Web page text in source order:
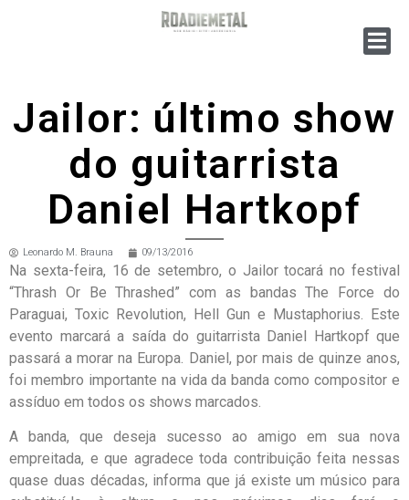
Jailor: último show
do guitarrista
Daniel Hartkopf
Leonardo M. Brauna 09/13/2016
Na sexta-feira, 16 de setembro, o Jailor tocará no festival
“Thrash Or Be Thrashed” com as bandas The Force do
Paraguai, Toxic Revolution, Hell Gun e Mustaphorius. Este
evento marcará a saída do guitarrista Daniel Hartkopf que
passará a morar na Europa. Daniel, por mais de quinze anos,
foi membro importante na vida da banda como compositor e
assíduo em todos os shows marcados.
A banda, que deseja sucesso ao amigo em sua nova
empreitada, e que agradece toda contribuição feita nessas
quase duas décadas, informa que já existe um músico para